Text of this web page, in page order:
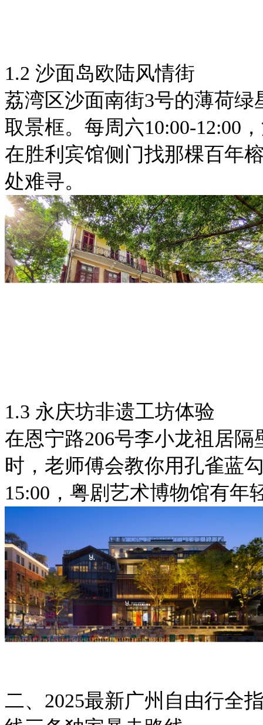
1.2 沙面岛欧陆风情街
荔湾区沙面南街3号的薄荷
取景框。每周六10:00-12:00
在胜利宾馆侧门找那棵百年
处难寻。
1.3 永庆坊非遗工坊体验
在恩宁路206号李小龙祖居
时，老师傅会教你用孔雀蓝
15:00，粤剧艺术博物馆有年
二、2025最新广州自由行全